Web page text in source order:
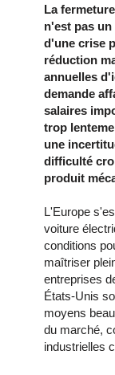
La
n'est pas
d'une crise
réduction
annuelles
demande
salaires
trop
une
difficulté
produit
L'Europe
voiture
conditions
maîtriser
entreprises
États-Unis
moyens
du marché,
industrielles